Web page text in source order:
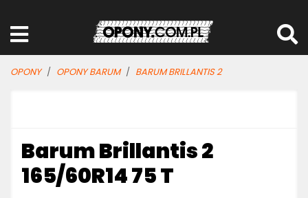
OPONY OPONY BARUM BARUM BRILLANTIS 2
Barum Brillantis 2
165/60R14 75 T